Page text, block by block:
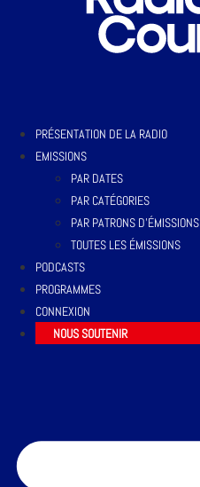
PRÉSENTATION DE LA RADIO
EMISSIONS
PAR DATES
PAR CATÉGORIES
PAR PATRONS D’ÉMISSIONS
TOUTES LES ÉMISSIONS
PODCASTS
PROGRAMMES
CONNEXION
NOUS SOUTENIR